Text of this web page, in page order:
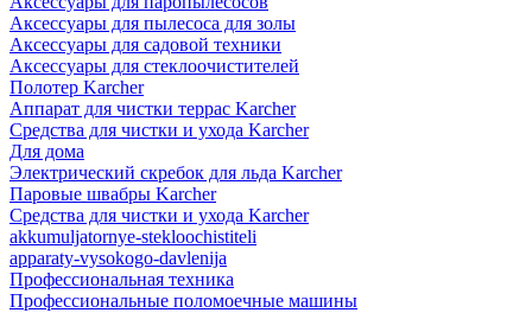
Аксессуары для пылесоса для золы
Аксессуары для садовой техники
Аксессуары для стеклоочистителей
Полотер Karcher
Аппарат для чистки террас Karcher
Средства для чистки и ухода Karcher
Для дома
Электрический скребок для льда Karcher
Паровые швабры Karcher
Средства для чистки и ухода Karcher
akkumuljatornye-stekloochistiteli
apparaty-vysokogo-davlenija
Профессиональная техника
Профессиональные поломоечные машины